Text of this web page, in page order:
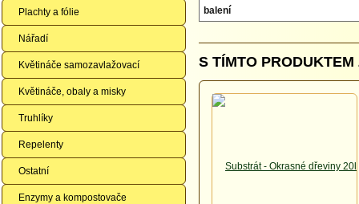
Plachty a fólie
Nářadí
Květináče samozavlažovací
Květináče, obaly a misky
Truhlíky
Repelenty
Ostatní
Enzymy a kompostovače
balení
S TÍMTO